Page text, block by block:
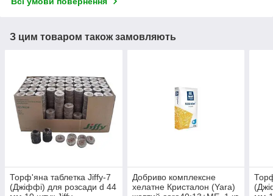
З цим товаром також замовляють
Торф'яна таблетка Jiffy-7
(Джіффі) для розсади d 44
Добриво комплексне
хелатне Кристалон (Yara)